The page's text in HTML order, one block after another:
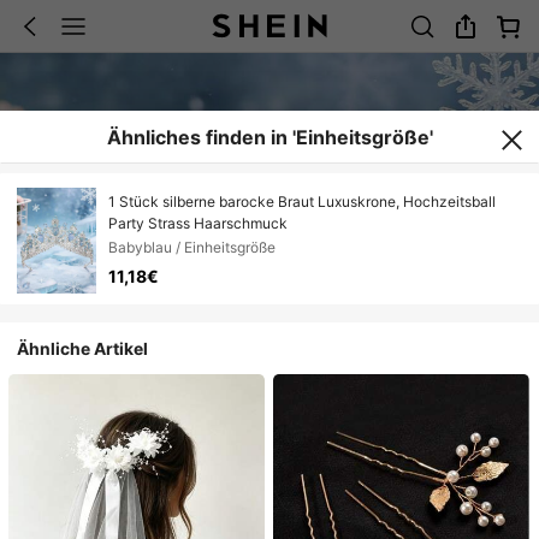
Ähnliches finden in 'Einheitsgröße'
1 Stück silberne barocke Braut Luxuskrone, Hochzeitsball
Party Strass Haarschmuck
Babyblau / Einheitsgröße
11,18€
Ähnliche Artikel